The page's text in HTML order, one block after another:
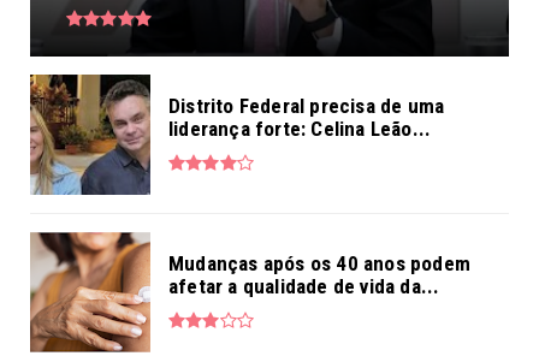
Distrito Federal precisa de uma
liderança forte: Celina Leão...
Mudanças após os 40 anos podem
afetar a qualidade de vida da...